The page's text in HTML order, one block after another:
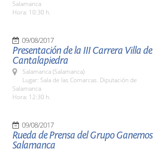
Salamanca
Hora: 10:30 h.
09/08/2017
Presentación de la III Carrera Villa de
Cantalapiedra
Salamanca (Salamanca)
Lugar: Sala de las Comarcas. Diputación de
Salamanca
Hora: 12:30 h.
09/08/2017
Rueda de Prensa del Grupo Ganemos
Salamanca